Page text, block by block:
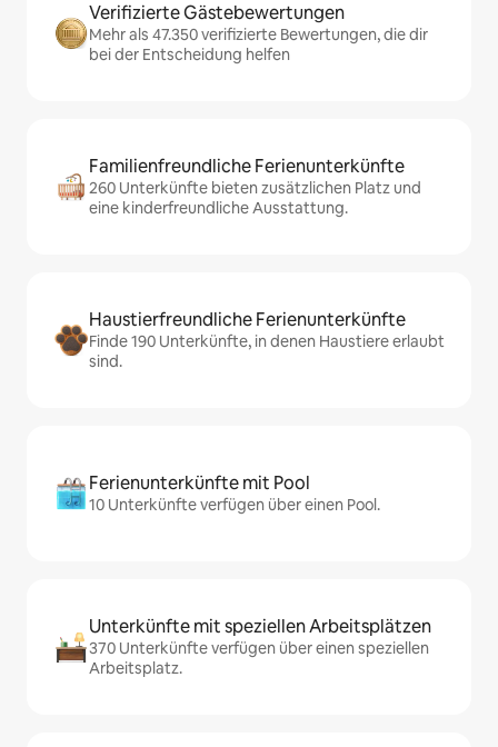
Verifizierte Gästebewertungen
Mehr als 47.350 verifizierte Bewertungen, die dir
bei der Entscheidung helfen
Familienfreundliche Ferienunterkünfte
260 Unterkünfte bieten zusätzlichen Platz und
eine kinderfreundliche Ausstattung.
Haustierfreundliche Ferienunterkünfte
Finde 190 Unterkünfte, in denen Haustiere erlaubt
sind.
Ferienunterkünfte mit Pool
10 Unterkünfte verfügen über einen Pool.
Unterkünfte mit speziellen Arbeitsplätzen
370 Unterkünfte verfügen über einen speziellen
Arbeitsplatz.